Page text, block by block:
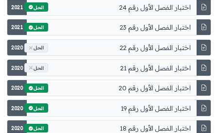
اختبار الفصل الأول رقم 24 2021 الحل
اختبار الفصل الأول رقم 23 2021 الحل
اختبار الفصل الأول رقم 22 2020 الحل
اختبار الفصل الأول رقم 21 2020 الحل
اختبار الفصل الأول رقم 20 2020 الحل
اختبار الفصل الأول رقم 19 2020 الحل
اختبار الفصل الأول رقم 18 2020 الحل